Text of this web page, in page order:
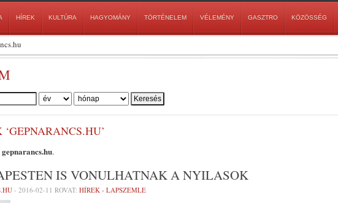
HÍREK KULTÚRA HAGYOMÁNY TÖRTÉNELEM VÉLEMÉNY GASZTRO KÖZÖSSÉG
gepnarancs.hu.
IS VONULHATNAK A NYILASOK
- 2016-02-11 ROVAT: HÍREK - LAPSZEMLE